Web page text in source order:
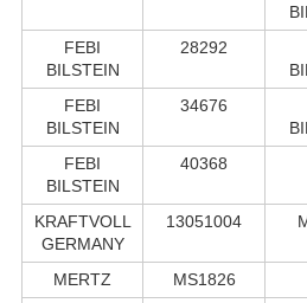
FEBI
BILSTEIN
28292
FEBI
BILSTEIN
34676
FEBI
BILSTEIN
40368
KRAFTVOLL
GERMANY
13051004
MERTZ MS1826